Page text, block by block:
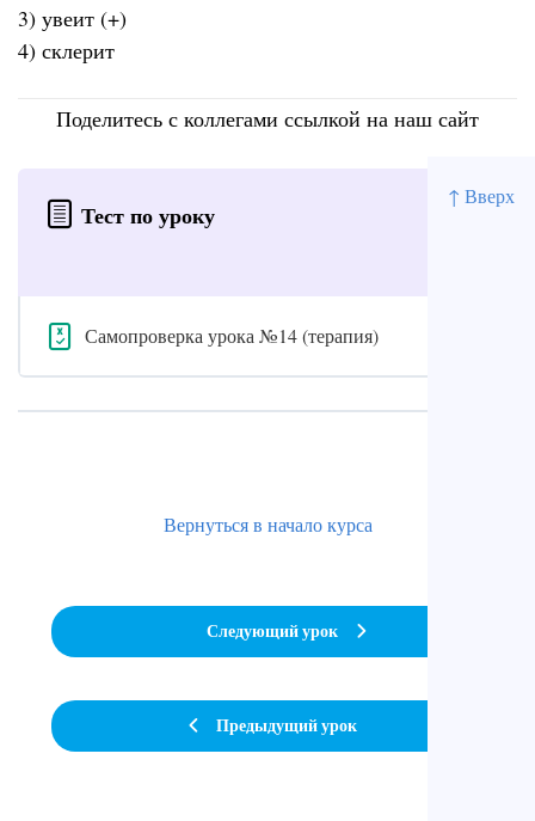
↑ Вверх
3) увеит (+)
4) склерит
Поделитесь с коллегами ссылкой на наш сайт
Тест по уроку
Самопроверка урока №14 (терапия)
Предыдущий урок
Вернуться в начало курса
Следующий урок